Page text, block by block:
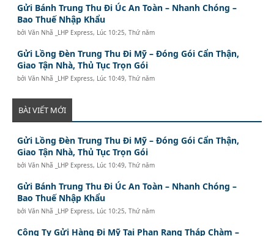
Gửi Bánh Trung Thu Đi Úc An Toàn – Nhanh Chóng –
Bao Thuế Nhập Khẩu
bởiVăn Nhã _LHP Express, Lúc 10:25, Thứ năm
Gửi Lồng Đèn Trung Thu Đi Mỹ – Đóng Gói Cẩn Thận,
Giao Tận Nhà, Thủ Tục Trọn Gói
bởiVăn Nhã _LHP Express, Lúc 10:49, Thứ năm
BÀI VIẾT MỚI
Gửi Lồng Đèn Trung Thu Đi Mỹ – Đóng Gói Cẩn Thận,
Giao Tận Nhà, Thủ Tục Trọn Gói
bởiVăn Nhã _LHP Express, Lúc 10:49, Thứ năm
Gửi Bánh Trung Thu Đi Úc An Toàn – Nhanh Chóng –
Bao Thuế Nhập Khẩu
bởiVăn Nhã _LHP Express, Lúc 10:25, Thứ năm
Công Ty Gửi Hàng Đi Mỹ Tại Phan Rang Tháp Chàm –